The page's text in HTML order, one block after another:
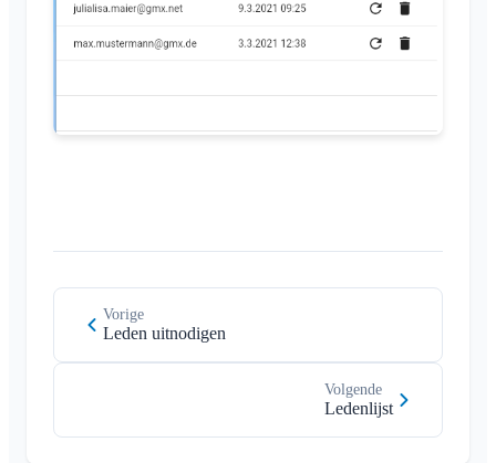
Vorige
Leden uitnodigen
Volgende
Ledenlijst